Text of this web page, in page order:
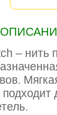
– нить